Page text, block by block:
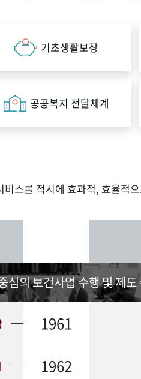
기초생활보장
공공복지 전달체계
스를 적시에 효과적, 효율적
심의 보건사업 수행 및 제도
1961
1962